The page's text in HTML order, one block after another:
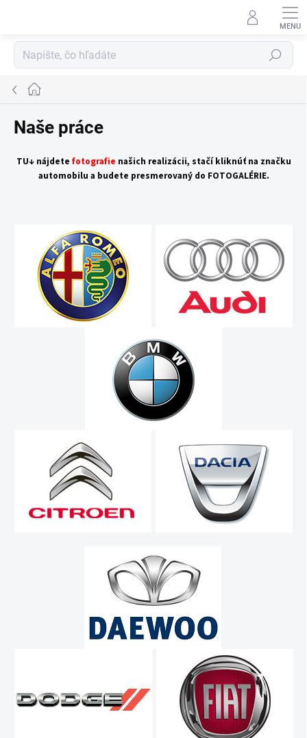
Hľadať
Domov
Naše práce
TU↓ nájdete fotografie našich realizácii, stačí kliknúť na značku
automobilu a budete presmerovaný do FOTOGALÉRIE.